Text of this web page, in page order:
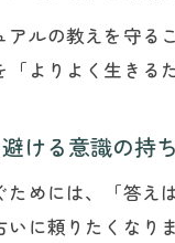
ルの教えを守る
「よりよく生き
ける意識の持
ためには、「答
いに頼りたくな